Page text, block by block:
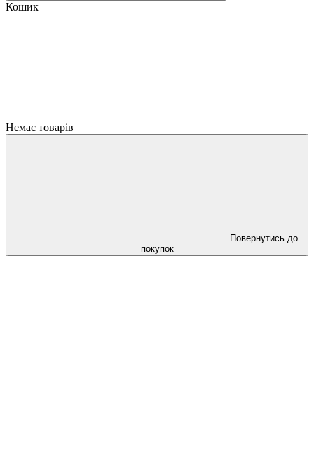
Кошик
Немає товарів
Повернутись до
покупок